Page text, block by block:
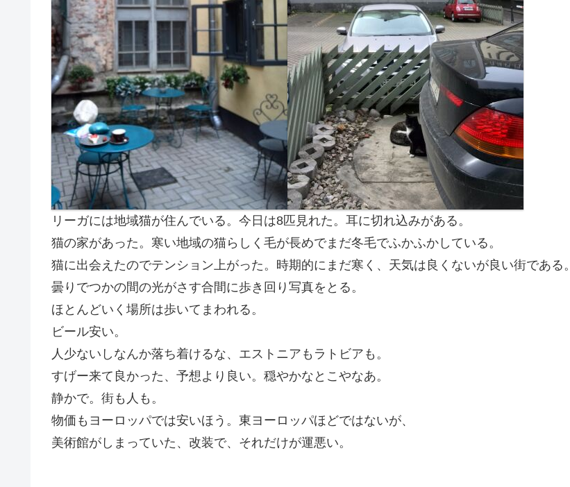
リーガには地域猫が住んでいる。今日は8匹見れた。耳に切れ込みがある。
猫の家があった。寒い地域の猫らしく毛が長めでまだ冬毛でふかふかしている。
猫に出会えたのでテンション上がった。時期的にまだ寒く、天気は良くないが良い街である。
曇りでつかの間の光がさす合間に歩き回り写真をとる。
ほとんどいく場所は歩いてまわれる。
ビール安い。
人少ないしなんか落ち着けるな、エストニアもラトビアも。
すげー来て良かった、予想より良い。穏やかなとこやなあ。
静かで。街も人も。
物価もヨーロッパでは安いほう。東ヨーロッパほどではないが、
美術館がしまっていた、改装で、それだけが運悪い。